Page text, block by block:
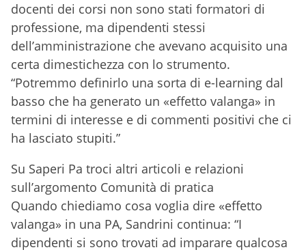
docenti dei corsi non sono stati formatori di
professione, ma dipendenti stessi
dell’amministrazione che avevano acquisito una
certa dimestichezza con lo strumento.
“Potremmo definirlo una sorta di e-learning dal
basso che ha generato un «effetto valanga» in
termini di interesse e di commenti positivi che ci
ha lasciato stupiti.”
Su Saperi Pa troci altri articoli e relazioni
sull’argomento Comunità di pratica
Quando chiediamo cosa voglia dire «effetto
valanga» in una PA, Sandrini continua: “I
dipendenti si sono trovati ad imparare qualcosa